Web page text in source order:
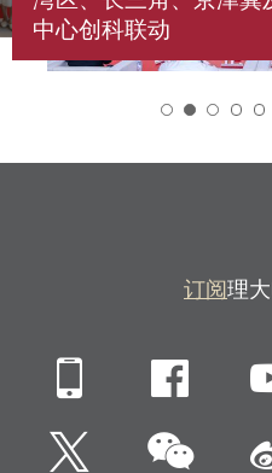
中心创科联动
订阅理
Mobile
Twitter微信